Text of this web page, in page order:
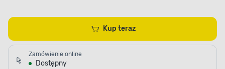
Kup teraz
Zamówienie online
Dostępny